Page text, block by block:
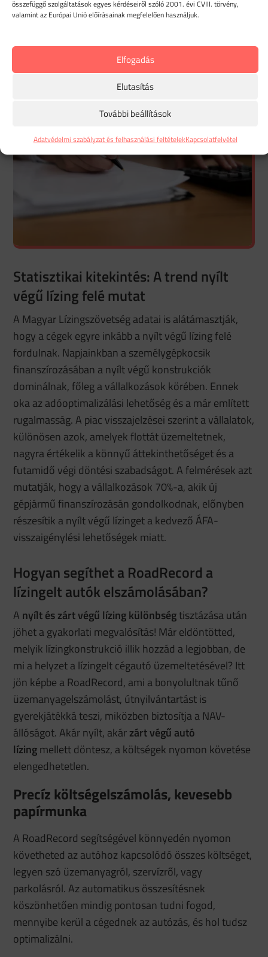
összefüggő szolgáltatások egyes kérdéseiről szóló 2001. évi CVIII. törvény,
valamint az Európai Unió előírásainak megfelelően használjuk.
Elfogadás
Elutasítás
További beállítások
Adatvédelmi szabályzat és felhasználási feltételekKapcsolatfelvétel
Megnevezel egy harmadik felet, aki megveszi.
vonzóvá a dinamikusan változó üzleti környezetben.
Statisztikai kitekintés: A trend nyílt
végű lízing felé mutat
A Magyar Lízingszövetség adatai is alátámasztják,
hogy a cégek egyre inkább a nyílt végű lízing felé
fordulnak. Napjainkban a személygépkocsik
finanszírozásában a nyílt végű konstrukciók
dominálnak, főleg a vállalkozások körében. Ennek
oka az adóoptimalizálási lehetőség és a már említett
rugalmasság. A piac visszajelzései szerint a vállalatok,
különösen azok, amelyek flottát üzemeltetnek,
nagyra értékelik a könnyű áttekinthetőséget és a
futamidő végi döntési szabadságot. A felmérések azt
mutatják, hogy a vállalkozások 70%-a, akik új
gépjármű finanszírozásán gondolkodnak, előnyben
részesítik a nyílt végű lízinget a kedvező ÁFA-
visszaigénylési lehetőségek miatt.
Hogyan segíthet a RoadRecord a
lízingelt autók elszámolásában?
A nyílt és zárt végű lízing különbségtisztázása után
jöhet a gyakorlati megvalósítás! Már eldöntötted,
melyik lízingkonstrukció illik hozzád a legjobban, de
mi a helyzet a lízingelt cégautó üzemeltetésével? Itt
jön képbe a RoadRecord, ami a bonyolultnak tűnő
üzemanyagelszámolást, útnyilvántartást is
gyerekjátékká teszi, miközben biztosítja a NAV-
állóságot. Akár nyílt, akárzárt végű autó
lízingmellett döntesz, a költségek nyomon követése
elengedhetetlen.
Precíz költségelszámolás, kevesebb
papírmunka
A RoadRecord segítségével könnyedén nyomon
követheted az autóhoz kapcsolódó összes költséget,
legyen szó üzemanyagról, szervízről, vagy
parkolásról. Az automatikus összesítésnek
köszönhetően mindig pontosan tudni fogod,
mennyibe kerül a cégednek az autózás, és hol tudsz
optimalizálni.